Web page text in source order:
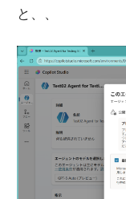
と、、